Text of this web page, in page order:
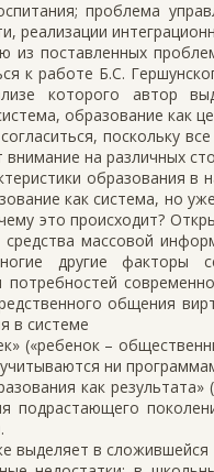
проблема
реализации
из поставленных
к работе Б.С.
которого автор
образование как
поскольку
на различных
образования в
как система, но
это происходит?
средства массовой
другие факторы
потребностей
общения
в системе
(«ребенок –
ни
как
подрастающего
выделяет в